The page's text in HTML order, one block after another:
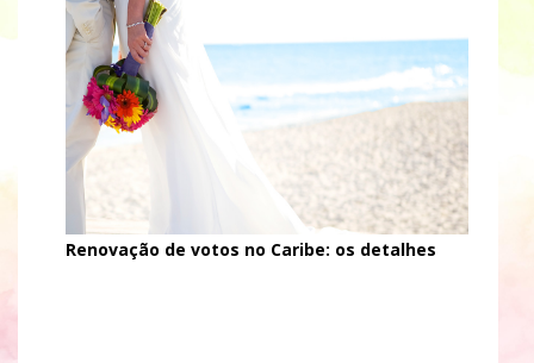
Renovação de votos no Caribe: os detalhes